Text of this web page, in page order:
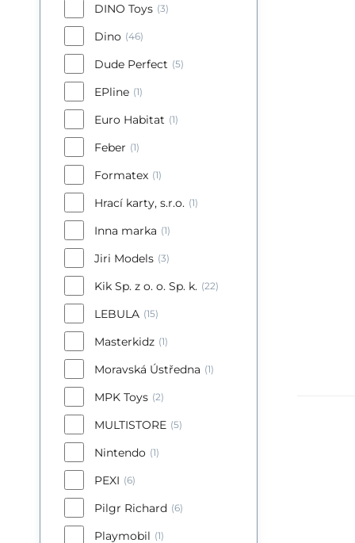
DINO Toys (3)
Dino (46)
Dude Perfect (5)
EPline (1)
Euro Habitat (1)
Feber (1)
Formatex (1)
Hrací karty, s.r.o. (1)
Inna marka (1)
Jiri Models (3)
Kik Sp. z o. o. Sp. k. (22)
LEBULA (15)
Masterkidz (1)
Moravská Ústředna (1)
MPK Toys (2)
MULTISTORE (5)
Nintendo (1)
PEXI (6)
Pilgr Richard (6)
Playmobil (1)